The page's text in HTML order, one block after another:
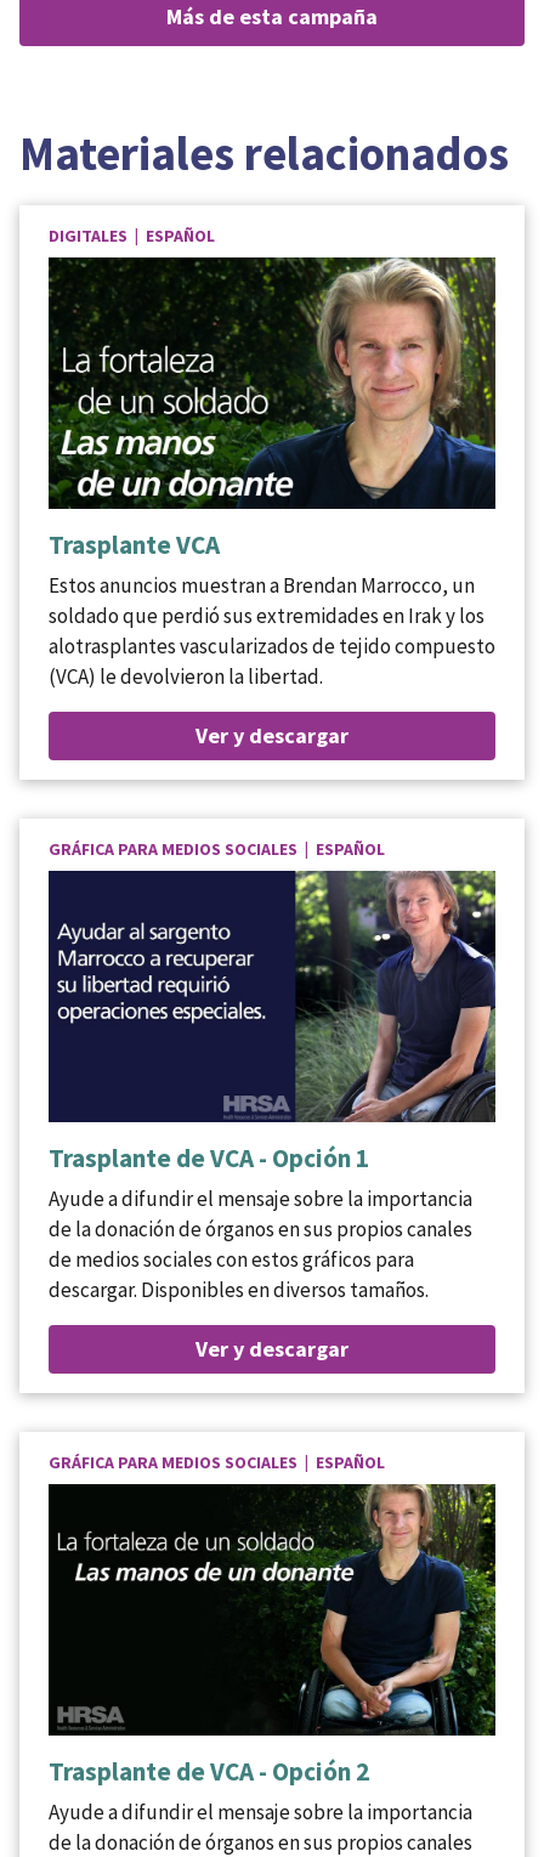
más de esta campaña
Materiales relacionados
DIGITALES | ESPAÑOL
Trasplante VCA
Estos anuncios muestran a Brendan Marrocco, un
soldado que perdió sus extremidades en Irak y los
alotrasplantes vascularizados de tejido compuesto
(VCA) le devolvieron la libertad.
Ver y descargar
GRÁFICA PARA MEDIOS SOCIALES | ESPAÑOL
Trasplante de VCA - Opción 1
Ayude a difundir el mensaje sobre la importancia
de la donación de órganos en sus propios canales
de medios sociales con estos gráficos para
descargar. Disponibles en diversos tamaños.
Ver y descargar
GRÁFICA PARA MEDIOS SOCIALES | ESPAÑOL
Trasplante de VCA - Opción 2
Ayude a difundir el mensaje sobre la importancia
de la donación de órganos en sus propios canales